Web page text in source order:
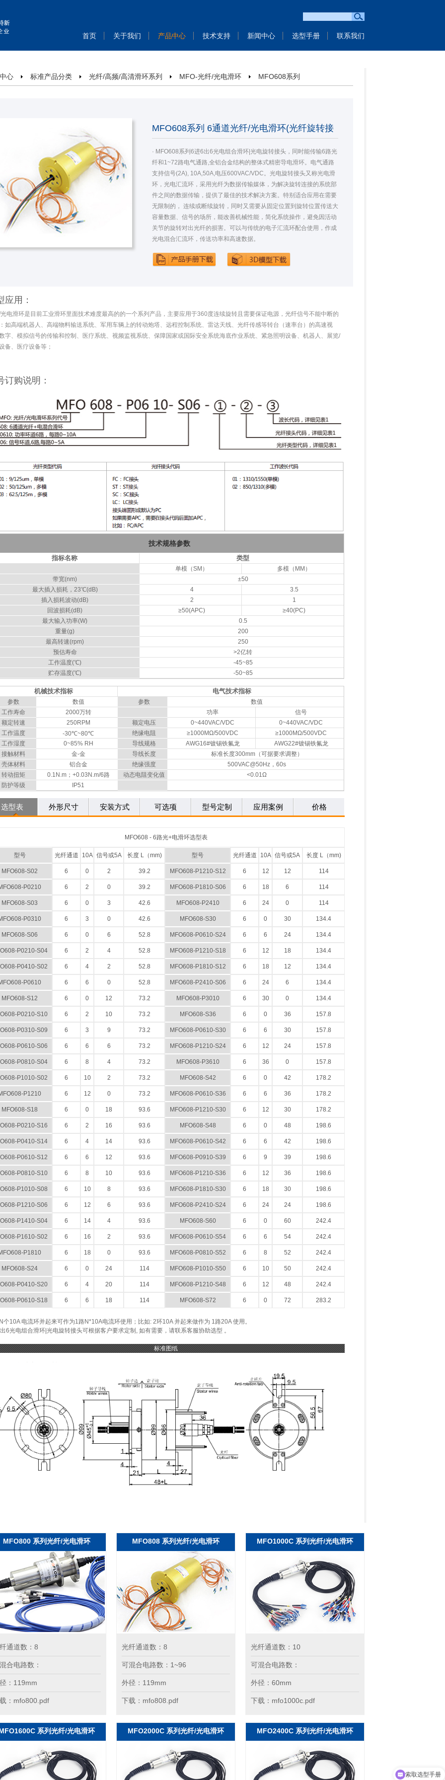
首页 关于我们 产品中心 技术支持 新闻中心 选型手册 联系我们
心 标准产品分类 光纤/高频/高清滑环系列 MFO-光纤/光电滑环 MFO608系列
MFO608系列 6通道光纤/光电滑环(光纤旋转接
头)
· MFO608系列6进6出6光电组合滑环|光电旋转接头，同时能传输6路光
纤和1~72路电气通路,全铝合金结构的整体式精密导电滑环。电气通路
支持信号(2A), 10A,50A,电压600VAC/VDC。光电旋转接头又称光电滑
环，光电汇流环，采用光纤为数据传输媒体，为解决旋转连接的系统部
件之间的数据传输，提供了最佳的技术解决方案。特别适合应用在需要
无限制的， 连续或断续旋转，同时又需要从固定位置到旋转位置传送大
容量数据、信号的场所，能改善机械性能，简化系统操作，避免因活动
关节的旋转对出光纤的损害。可以与传统的电子汇流环配合使用，作成
光电混合汇流环，传送功率和高速数据。
应用：
电滑环是目前工业滑环里面技术难度最高的的一个系列产品，主要应用于360度连续旋转且需要保证电源，光纤信号不能中断的
如高端机器人、高端物料输送系统、军用车辆上的转动炮塔、远程控制系统、雷达天线、光纤传感等转台（速率台）的高速视
字、模拟信号的传输和控制、医疗系统、视频监视系统、保障国家或国际安全系统海底作业系统、紧急照明设备、机器人、展览/
备、医疗设备等；
订购说明：
技术规格参数
指标名称 类型
单模（SM）
多模（MM）
带宽(nm)
±50
最大插入损耗，23℃(dB)
4
3.5
插入损耗波动(dB)
2
1
回波损耗(dB)
≥50(APC)
≥40(PC)
最大输入功率(W)
0.5
重量(g)
200
最高转速(rpm)
250
预估寿命
>2亿转
工作温度(℃)
-45~85
贮存温度(℃)
-50~85
机械技术指标 电气技术指标
参数 数值 参数
数值
工作寿命
2000万转 功率
信号
额定转速
250RPM 额定电压 0~440VAC/VDC
0~440VAC/VDC
工作温度
-30℃~80℃ 绝缘电阻 ≥1000MΩ/500VDC
≥1000MΩ/500VDC
工作湿度
0~85% RH 导线规格 AWG16#镀锡铁氟龙
AWG22#镀锡铁氟龙
接触材料
金-金 导线长度
标准长度300mm（可据要求调整）
壳体材料
铝合金 绝缘强度
500VAC@50Hz，60s
转动扭矩
0.1N.m；+0.03N.m/6路 动态电阻变化值
<0.01Ω
防护等级
IP51
选型表 外形尺寸 安装方式 可选项 型号定制 应用案例 价格
MFO608 - 6路光+电滑环选型表
型号 光纤通道 10A 信号或5A 长度 L（mm) 型号 光纤通道 10A 信号或5A 长度 L（mm)
MFO608-S02 6 0 2 39.2 MFO608-P1210-S12 6 12 12 114
P0210 6 2 0 39.2 MFO608-P1810-S06 6 18 6 114
MFO608-S03 6 0 3 42.6 MFO608-P2410 6 24 0 114
P0310 6 3 0 42.6 MFO608-S30 6 0 30 134.4
MFO608-S06 6 0 6 52.8 MFO608-P0610-S24 6 6 24 134.4
P0210-S04 6 2 4 52.8 MFO608-P1210-S18 6 12 18 134.4
P0410-S02 6 4 2 52.8 MFO608-P1810-S12 6 18 12 134.4
P0610 6 6 0 52.8 MFO608-P2410-S06 6 24 6 134.4
MFO608-S12 6 0 12 73.2 MFO608-P3010 6 30 0 134.4
P0210-S10 6 2 10 73.2 MFO608-S36 6 0 36 157.8
P0310-S09 6 3 9 73.2 MFO608-P0610-S30 6 6 30 157.8
P0610-S06 6 6 6 73.2 MFO608-P1210-S24 6 12 24 157.8
P0810-S04 6 8 4 73.2 MFO608-P3610 6 36 0 157.8
P1010-S02 6 10 2 73.2 MFO608-S42 6 0 42 178.2
P1210 6 12 0 73.2 MFO608-P0610-S36 6 6 36 178.2
MFO608-S18 6 0 18 93.6 MFO608-P1210-S30 6 12 30 178.2
P0210-S16 6 2 16 93.6 MFO608-S48 6 0 48 198.6
P0410-S14 6 4 14 93.6 MFO608-P0610-S42 6 6 42 198.6
P0610-S12 6 6 12 93.6 MFO608-P0910-S39 6 9 39 198.6
P0810-S10 6 8 10 93.6 MFO608-P1210-S36 6 12 36 198.6
P1010-S08 6 10 8 93.6 MFO608-P1810-S30 6 18 30 198.6
P1210-S06 6 12 6 93.6 MFO608-P2410-S24 6 24 24 198.6
P1410-S04 6 14 4 93.6 MFO608-S60 6 0 60 242.4
P1610-S02 6 16 2 93.6 MFO608-P0610-S54 6 6 54 242.4
P1810 6 18 0 93.6 MFO608-P0810-S52 6 8 52 242.4
MFO608-S24 6 0 24 114 MFO608-P1010-S50 6 10 50 242.4
P0410-S20 6 4 20 114 MFO608-P1210-S48 6 12 48 242.4
P0610-S18 6 6 18 114 MFO608-S72 6 0 72 283.2
个10A 电流环并起来可作为1路N*10A电流环使用；比如: 2环10A 并起来做作为 1路20A 使用。
6光电组合滑环|光电旋转接头可根据客户要求定制, 如有需要，请联系客服协助选型 。
标准图纸
MFO800 系列光纤/光电滑环
通道数：8
合电路数：
：119mm
：mfo800.pdf
MFO808 系列光纤/光电滑环
光纤通道数：8
可混合电路数：1~96
外径：119mm
下载：mfo808.pdf
MFO1000C 系列光纤/光电滑环
光纤通道数：10
可混合电路数：
外径：60mm
下载：mfo1000c.pdf
系列光纤/光电滑环 MFO2000C 系列光纤/光电滑环 MFO2400C 系列光纤/光电滑环
索取报价